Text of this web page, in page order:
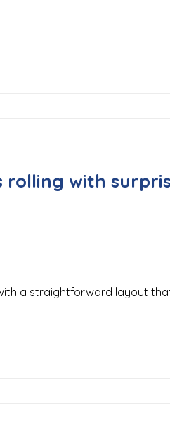
rolling with
a straightforward layout